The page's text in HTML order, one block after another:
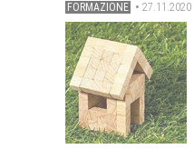
FORMAZIONE • 27.11.2020